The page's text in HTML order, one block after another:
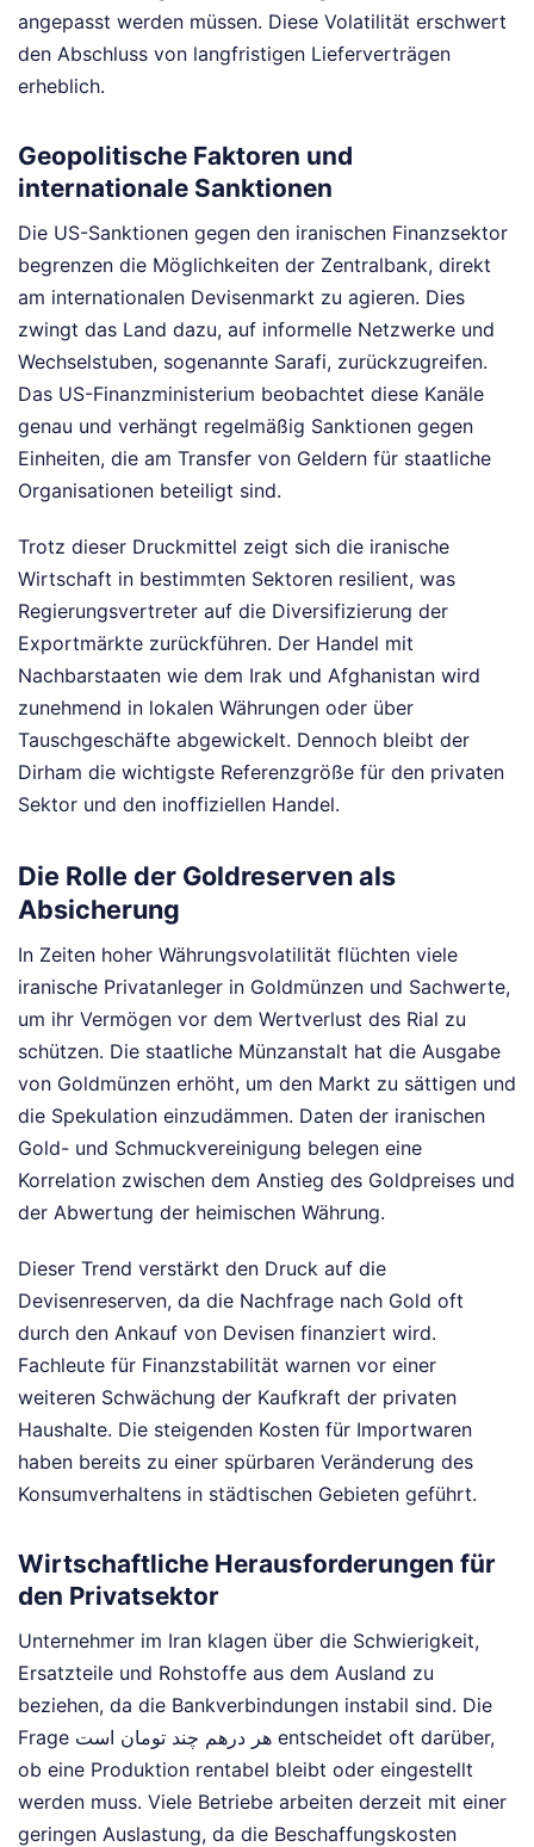
angepasst werden müssen. Diese Volatilität erschwert
den Abschluss von langfristigen Lieferverträgen
erheblich.
Geopolitische Faktoren und
internationale Sanktionen
Die US-Sanktionen gegen den iranischen Finanzsektor
begrenzen die Möglichkeiten der Zentralbank, direkt
am internationalen Devisenmarkt zu agieren. Dies
zwingt das Land dazu, auf informelle Netzwerke und
Wechselstuben, sogenannte Sarafi, zurückzugreifen.
Das US-Finanzministerium beobachtet diese Kanäle
genau und verhängt regelmäßig Sanktionen gegen
Einheiten, die am Transfer von Geldern für staatliche
Organisationen beteiligt sind.
Trotz dieser Druckmittel zeigt sich die iranische
Wirtschaft in bestimmten Sektoren resilient, was
Regierungsvertreter auf die Diversifizierung der
Exportmärkte zurückführen. Der Handel mit
Nachbarstaaten wie dem Irak und Afghanistan wird
zunehmend in lokalen Währungen oder über
Tauschgeschäfte abgewickelt. Dennoch bleibt der
Dirham die wichtigste Referenzgröße für den privaten
Sektor und den inoffiziellen Handel.
Die Rolle der Goldreserven als
Absicherung
In Zeiten hoher Währungsvolatilität flüchten viele
iranische Privatanleger in Goldmünzen und Sachwerte,
um ihr Vermögen vor dem Wertverlust des Rial zu
schützen. Die staatliche Münzanstalt hat die Ausgabe
von Goldmünzen erhöht, um den Markt zu sättigen und
die Spekulation einzudämmen. Daten der iranischen
Gold- und Schmuckvereinigung belegen eine
Korrelation zwischen dem Anstieg des Goldpreises und
der Abwertung der heimischen Währung.
Dieser Trend verstärkt den Druck auf die
Devisenreserven, da die Nachfrage nach Gold oft
durch den Ankauf von Devisen finanziert wird.
Fachleute für Finanzstabilität warnen vor einer
weiteren Schwächung der Kaufkraft der privaten
Haushalte. Die steigenden Kosten für Importwaren
haben bereits zu einer spürbaren Veränderung des
Konsumverhaltens in städtischen Gebieten geführt.
Wirtschaftliche Herausforderungen für
den Privatsektor
Unternehmer im Iran klagen über die Schwierigkeit,
Ersatzteile und Rohstoffe aus dem Ausland zu
beziehen, da die Bankverbindungen instabil sind. Die
Frage هر درهم چند تومان است entscheidet oft darüber,
ob eine Produktion rentabel bleibt oder eingestellt
werden muss. Viele Betriebe arbeiten derzeit mit einer
geringen Auslastung, da die Beschaffungskosten